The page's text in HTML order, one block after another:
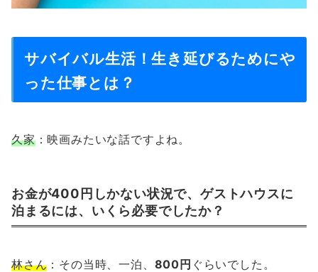
サバイバル生活！生き延びるためにや
った仕事とは？
久家：映画みたいな話ですよね。
お金が400円しかない状況で、ゲストハウスに
泊まるには、いくら必要でしたか？
林さん ：その当時、一泊、 800円 ぐらいでした。